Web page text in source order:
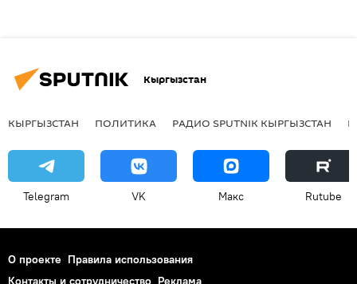
Кыргызстан
КЫРГЫЗСТАН ПОЛИТИКА РАДИО SPUTNIK КЫРГЫЗСТАН
Telegram VK Макс Rutube
О проекте Правила использования